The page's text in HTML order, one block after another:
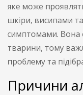
яке може
шкіри, висипами
симптомами. Вона
тварини, тому
проблему та
Причини